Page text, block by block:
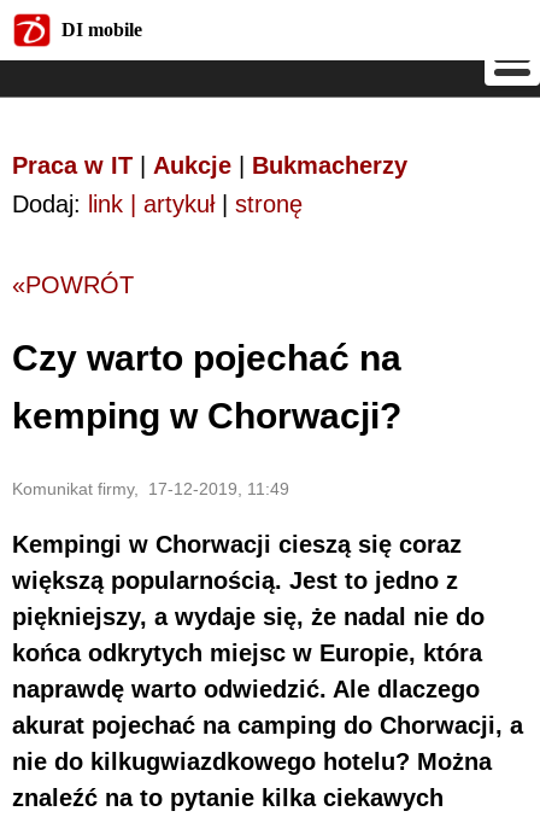
DI mobile
Praca w IT Aukcje
Bukmacherzy
Dodaj: link | artykuł| stronę
«POWRÓT
Czy warto pojechać na
kemping w Chorwacji?
Komunikat firmy, 17-12-2019, 11:49
Kempingi w Chorwacji cieszą się coraz
większą popularnością. Jest to jedno z
piękniejszy, a wydaje się, że nadal nie do
końca odkrytych miejsc w Europie, która
naprawdę warto odwiedzić. Ale dlaczego
akurat pojechać na camping do Chorwacji, a
nie do kilkugwiazdkowego hotelu? Można
znaleźć na to pytanie kilka ciekawych
DI mobile